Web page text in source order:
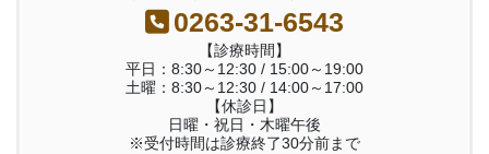
0263-31-6543
【診療時間】
平日：8:30～12:30 / 15:00～19:00
土曜：8:30～12:30 / 14:00～17:00
【休診日】
日曜・祝日・木曜午後
※受付時間は診療終了30分前まで